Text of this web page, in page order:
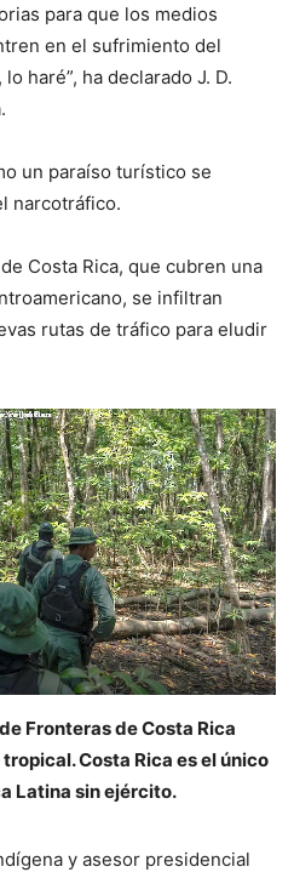
para que los medios
en el sufrimiento del
haré”, ha declarado J. D.
un paraíso turístico se
narcotráfico.
Costa Rica, que cubren una
se infiltran
rutas de tráfico para eludir
Fronteras de Costa Rica
Costa Rica es el único
Latina sin ejército.
y asesor presidencial